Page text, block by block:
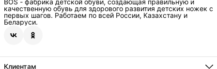
BOS - фабрика детской обуви, создающая правильную и
качественную обувь для здорового развития детских ножек с
первых шагов. Работаем по всей России, Казахстану и
Беларуси.
Клиентам